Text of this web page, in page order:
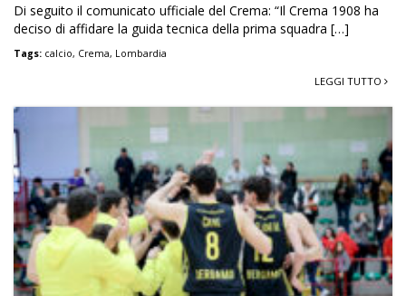
Di seguito il comunicato ufficiale del Crema: “Il Crema 1908 ha
deciso di affidare la guida tecnica della prima squadra […]
Tags: calcio, Crema, Lombardia
LEGGI TUTTO